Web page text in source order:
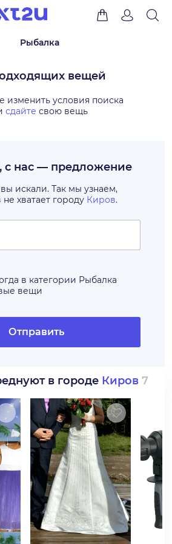
Рыбалка
вещей
изменить условия поиска
сдайте свою вещь
с нас — предложение
искали. Так мы узнаем,
не хватает городу Киров.
в категории Рыбалка
вещи
Отправить
в городе Киров 7